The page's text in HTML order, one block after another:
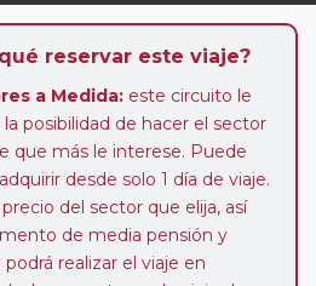
reservar este viaje?
a Medida: este circuito le
posibilidad de hacer el sector
que más le interese. Puede
desde solo 1 día de viaje.
del sector que elija, así
de media pensión y
realizar el viaje en